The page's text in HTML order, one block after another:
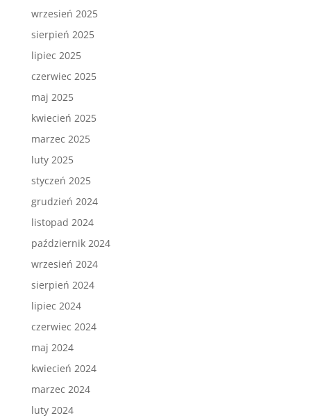
wrzesień 2025
sierpień 2025
lipiec 2025
czerwiec 2025
maj 2025
kwiecień 2025
marzec 2025
luty 2025
styczeń 2025
grudzień 2024
listopad 2024
październik 2024
wrzesień 2024
sierpień 2024
lipiec 2024
czerwiec 2024
maj 2024
kwiecień 2024
marzec 2024
luty 2024